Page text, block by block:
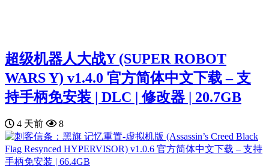
超级机器人大战Y (SUPER ROBOT
WARS Y) v1.4.0 官方简体中文下载 – 支
持手柄免安装 | DLC | 修改器 | 20.7GB
4 天前 8